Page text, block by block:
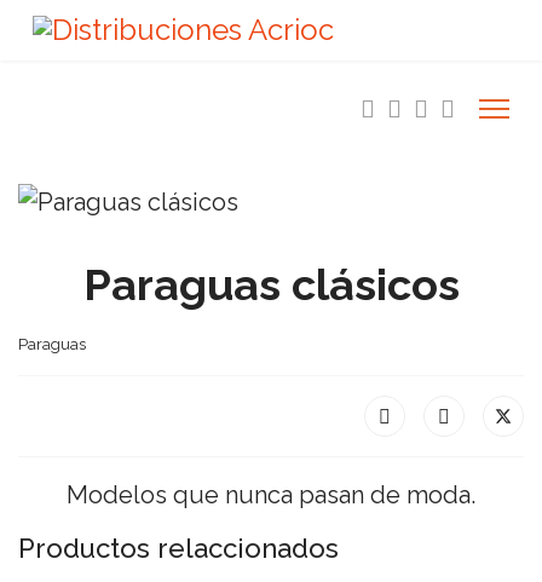
Paraguas clásicos
Paraguas
Modelos que nunca pasan de moda.
Productos relaccionados